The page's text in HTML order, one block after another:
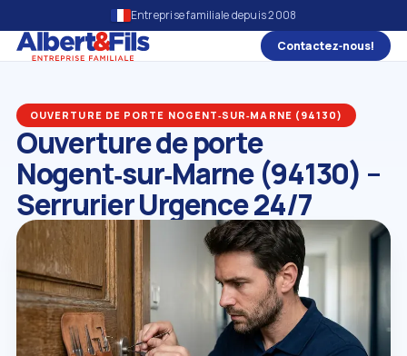
Entreprise familiale depuis 2008
Contactez‑nous!
OUVERTURE DE PORTE NOGENT‑SUR‑MARNE (94130)
Ouverture de porte
Nogent‑sur‑Marne (94130) –
Serrurier Urgence 24/7